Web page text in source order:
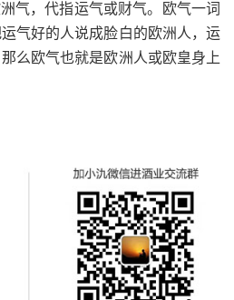
气，代指运气或财气。欧气一词
气好的人说成脸白的欧洲人，运
么欧气也就是欧洲人或欧皇身上